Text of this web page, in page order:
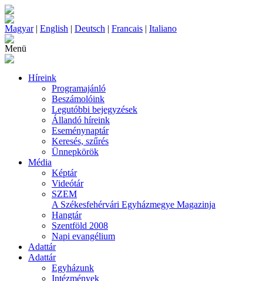
Magyar| English | Deutsch | Francais | Italiano
Menü
Híreink
Programajánló
Beszámolóink
Legutóbbi bejegyzések
Állandó híreink
Eseménynaptár
Keresés, szűrés
Ünnepkörök
Média
Képtár
Videótár
SZEM
A Székesfehérvári Egyházmegye Magazinja
Hangtár
Szentföld 2008
Napi evangélium
Adattár
Adattár
Egyházunk
Intézmények